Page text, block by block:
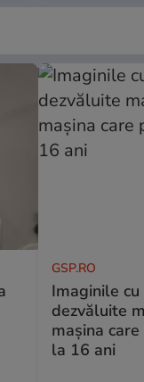
GSP.RO
Imaginile
dezvăluite
mașina
la 16 ani